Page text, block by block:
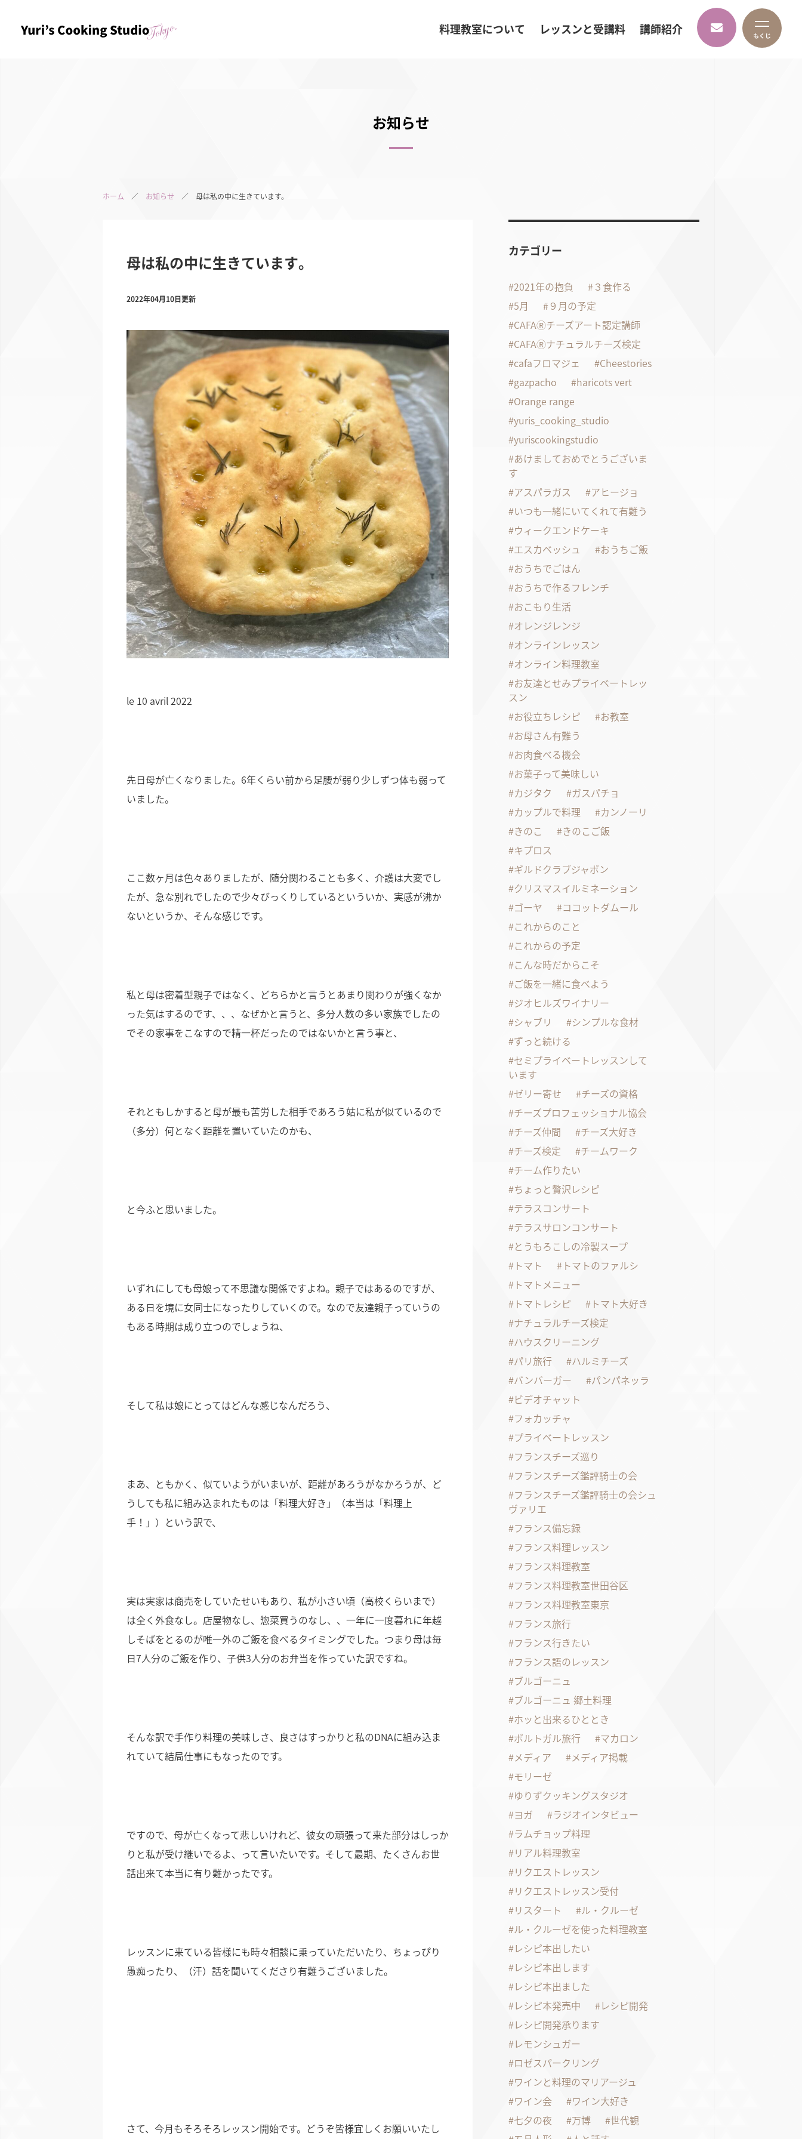
料理教室について レッスンと受講料 講師紹介
お知らせ
ホーム ／ お知らせ ／ 母は私の中に生きています。
母は私の中に生きています。
2022年04月10日更新
le 10 avril 2022
先日母が亡くなりました。6年くらい前から足腰が弱り少しずつ体も弱って
いました。
ここ数ヶ月は色々ありましたが、随分関わることも多く、介護は大変でし
たが、急な別れでしたので少々びっくりしているといういか、実感が沸か
ないというか、そんな感じです。
私と母は密着型親子ではなく、どちらかと言うとあまり関わりが強くなか
った気はするのです、、、なぜかと言うと、多分人数の多い家族でしたの
でその家事をこなすので精一杯だったのではないかと言う事と、
それともしかすると母が最も苦労した相手であろう姑に私が似ているので
（多分）何となく距離を置いていたのかも、
と今ふと思いました。
いずれにしても母娘って不思議な関係ですよね。親子ではあるのですが、
ある日を境に女同士になったりしていくので。なので友達親子っていうの
もある時期は成り立つのでしょうね、
そして私は娘にとってはどんな感じなんだろう、
まあ、ともかく、似ていようがいまいが、距離があろうがなかろうが、ど
うしても私に組み込まれたものは「料理大好き」（本当は「料理上
手！」）という訳で、
実は実家は商売をしていたせいもあり、私が小さい頃（高校くらいまで）
は全く外食なし。店屋物なし、惣菜買うのなし、、一年に一度暮れに年越
しそばをとるのが唯一外のご飯を食べるタイミングでした。つまり母は毎
日7人分のご飯を作り、子供3人分のお弁当を作っていた訳ですね。
そんな訳で手作り料理の美味しさ、良さはすっかりと私のDNAに組み込ま
れていて結局仕事にもなったのです。
ですので、母が亡くなって悲しいけれど、彼女の頑張って来た部分はしっか
りと私が受け継いでるよ、って言いたいです。そして最期、たくさんお世
話出来て本当に有り難かったです。
レッスンに来ている皆様にも時々相談に乗っていただいたり、ちょっぴり
愚痴ったり、（汗）話を聞いてくださり有難うございました。
さて、今月もそろそろレッスン開始です。どうぞ皆様宜しくお願いいたし
カテゴリー
2021年の抱負
３食作る
5月
９月の予定
CAFAⓇチーズアート認定講師
CAFAⓇナチュラルチーズ検定
cafaフロマジェ
Cheestories
gazpacho
haricots vert
Orange range
yuris_cooking_studio
yuriscookingstudio
あけましておめでとうございま
す
アスパラガス
アヒージョ
いつも一緒にいてくれて有難う
ウィークエンドケーキ
エスカベッシュ
おうちご飯
おうちでごはん
おうちで作るフレンチ
おこもり生活
オレンジレンジ
オンラインレッスン
オンライン料理教室
お友達とせみプライベートレッ
スン
お役立ちレシピ
お教室
お母さん有難う
お肉食べる機会
お菓子って美味しい
カジタク
ガスパチョ
カップルで料理
カンノーリ
きのこ
きのこご飯
キプロス
ギルドクラブジャポン
クリスマスイルミネーション
ゴーヤ
ココットダムール
これからのこと
これからの予定
こんな時だからこそ
ご飯を一緒に食べよう
ジオヒルズワイナリー
シャブリ
シンプルな食材
ずっと続ける
セミプライベートレッスンして
います
ゼリー寄せ
チーズの資格
チーズプロフェッショナル協会
チーズ仲間
チーズ大好き
チーズ検定
チームワーク
チーム作りたい
ちょっと贅沢レシピ
テラスコンサート
テラスサロンコンサート
とうもろこしの冷製スープ
トマト
トマトのファルシ
トマトメニュー
トマトレシピ
トマト大好き
ナチュラルチーズ検定
ハウスクリーニング
パリ旅行
ハルミチーズ
バンバーガー
パンパネッラ
ビデオチャット
フォカッチャ
プライベートレッスン
フランスチーズ巡り
フランスチーズ鑑評騎士の会
フランスチーズ鑑評騎士の会シュ
ヴァリエ
フランス備忘録
フランス料理レッスン
フランス料理教室
フランス料理教室世田谷区
フランス料理教室東京
フランス旅行
フランス行きたい
フランス語のレッスン
ブルゴーニュ
ブルゴーニュ 郷土料理
ホッと出来るひととき
ポルトガル旅行
マカロン
メディア
メディア掲載
モリーゼ
ゆりずクッキングスタジオ
ヨガ
ラジオインタビュー
ラムチョップ料理
リアル料理教室
リクエストレッスン
リクエストレッスン受付
リスタート
ル・クルーゼ
ル・クルーゼを使った料理教室
レシピ本出したい
レシピ本出します
レシピ本出ました
レシピ本発売中
レシピ開発
レシピ開発承ります
レモンシュガー
ロゼスパークリング
ワインと料理のマリアージュ
ワイン会
ワイン大好き
七夕の夜
万博
世代観